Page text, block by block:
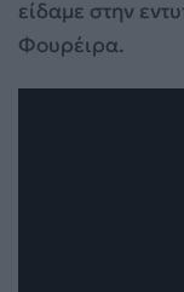
είδαμε στην
Φουρέιρα.